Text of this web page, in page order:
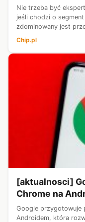
Nie trzeba być
jeśli chodzi o
zdominowany jest
prostu przytłaczająco.
Chip.pl
[aktualnosci]
Chrome na
Google przygotowuje
Androidem, która